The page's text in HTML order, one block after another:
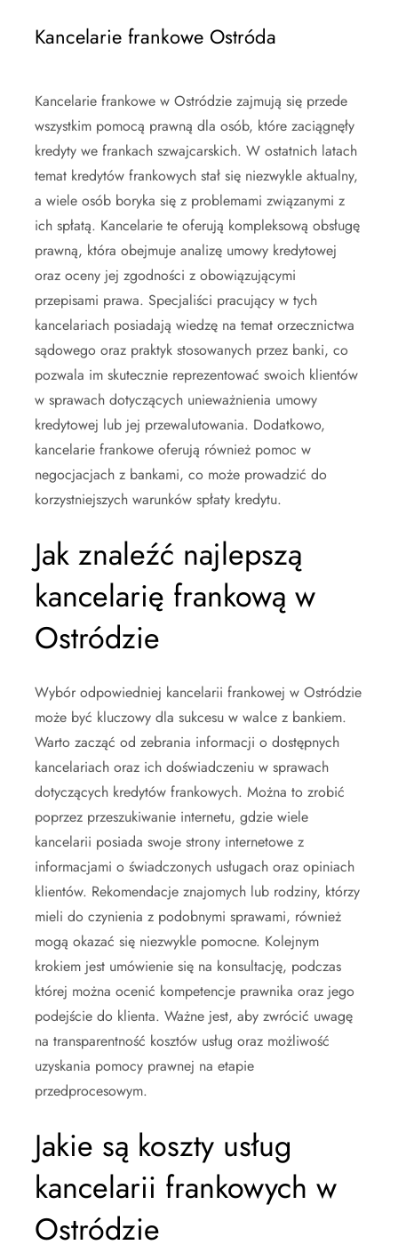
Kancelarie frankowe Ostróda
Kancelarie frankowe w Ostródzie zajmują się przede
wszystkim pomocą prawną dla osób, które zaciągnęły
kredyty we frankach szwajcarskich. W ostatnich latach
temat kredytów frankowych stał się niezwykle aktualny,
a wiele osób boryka się z problemami związanymi z
ich spłatą. Kancelarie te oferują kompleksową obsługę
prawną, która obejmuje analizę umowy kredytowej
oraz oceny jej zgodności z obowiązującymi
przepisami prawa. Specjaliści pracujący w tych
kancelariach posiadają wiedzę na temat orzecznictwa
sądowego oraz praktyk stosowanych przez banki, co
pozwala im skutecznie reprezentować swoich klientów
w sprawach dotyczących unieważnienia umowy
kredytowej lub jej przewalutowania. Dodatkowo,
kancelarie frankowe oferują również pomoc w
negocjacjach z bankami, co może prowadzić do
korzystniejszych warunków spłaty kredytu.
Jak znaleźć najlepszą
kancelarię frankową w
Ostródzie
Wybór odpowiedniej kancelarii frankowej w Ostródzie
może być kluczowy dla sukcesu w walce z bankiem.
Warto zacząć od zebrania informacji o dostępnych
kancelariach oraz ich doświadczeniu w sprawach
dotyczących kredytów frankowych. Można to zrobić
poprzez przeszukiwanie internetu, gdzie wiele
kancelarii posiada swoje strony internetowe z
informacjami o świadczonych usługach oraz opiniach
klientów. Rekomendacje znajomych lub rodziny, którzy
mieli do czynienia z podobnymi sprawami, również
mogą okazać się niezwykle pomocne. Kolejnym
krokiem jest umówienie się na konsultację, podczas
której można ocenić kompetencje prawnika oraz jego
podejście do klienta. Ważne jest, aby zwrócić uwagę
na transparentność kosztów usług oraz możliwość
uzyskania pomocy prawnej na etapie
przedprocesowym.
Jakie są koszty usług
kancelarii frankowych w
Ostródzie